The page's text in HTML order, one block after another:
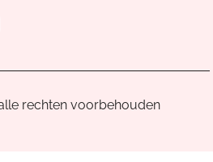
Cvandaag
van
rechten voorbehouden